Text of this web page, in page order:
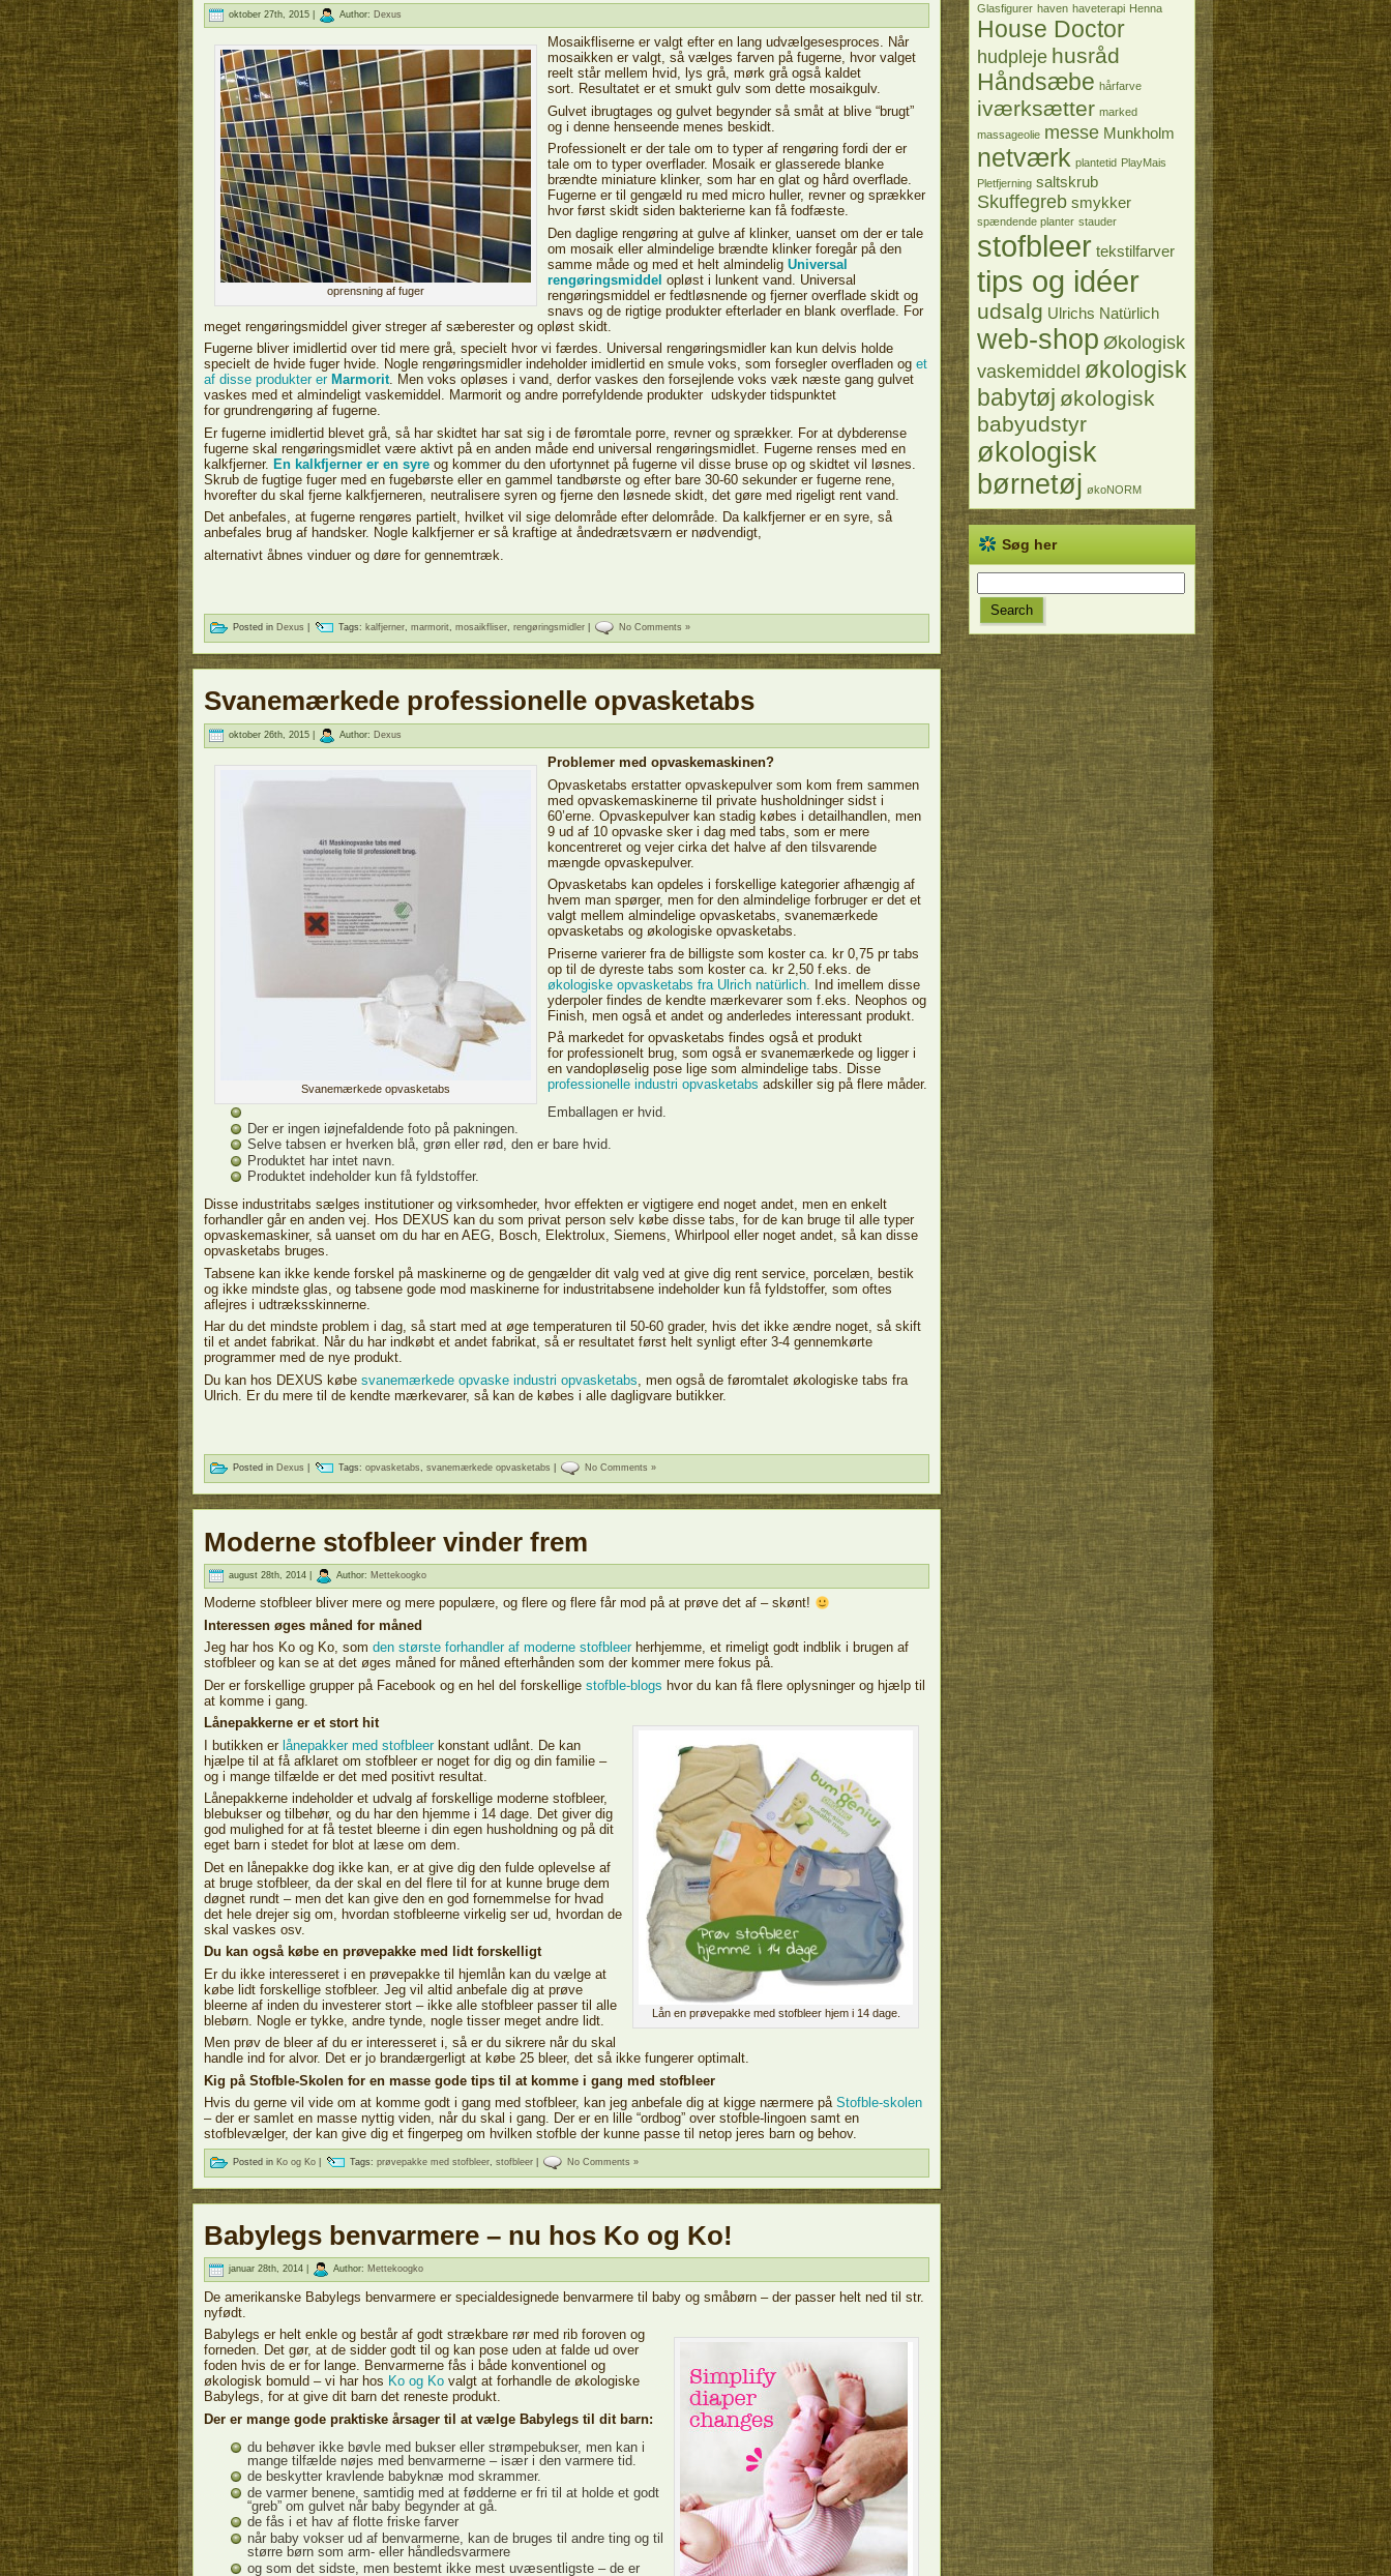
oktober 27th, 2015 | Author: Dexus
oprensning af fuger
Mosaikfliserne er valgt efter en lang udvælgesesproces. Når
mosaikken er valgt, så vælges farven på fugerne, hvor valget
reelt står mellem hvid, lys grå, mørk grå også kaldet
sort. Resultatet er et smukt gulv som dette mosaikgulv.
Gulvet ibrugtages og gulvet begynder så småt at blive “brugt”
og i denne henseende menes beskidt.
Professionelt er der tale om to typer af rengøring fordi der er
tale om to typer overflader. Mosaik er glasserede blanke
brændte miniature klinker, som har en glat og hård overflade.
Fugerne er til gengæld ru med micro huller, revner og sprækker
hvor først skidt siden bakterierne kan få fodfæste.
Den daglige rengøring at gulve af klinker, uanset om der er tale
om mosaik eller almindelige brændte klinker foregår på den
samme måde og med et helt almindelig Universal
rengøringsmiddel opløst i lunkent vand. Universal
rengøringsmiddel er fedtløsnende og fjerner overflade skidt og
snavs og de rigtige produkter efterlader en blank overflade. For
meget rengøringsmiddel giver streger af sæberester og opløst skidt.
Fugerne bliver imidlertid over tid mere grå, specielt hvor vi færdes. Universal rengøringsmidler kan kun delvis holde
specielt de hvide fuger hvide. Nogle rengøringsmidler indeholder imidlertid en smule voks, som forsegler overfladen og et
af disse produkter er Marmorit. Men voks opløses i vand, derfor vaskes den forsejlende voks væk næste gang gulvet
vaskes med et almindeligt vaskemiddel. Marmorit og andre porrefyldende produkter udskyder tidspunktet
for grundrengøring af fugerne.
Er fugerne imidlertid blevet grå, så har skidtet har sat sig i de føromtale porre, revner og sprækker. For at dybderense
fugerne skal rengøringsmidlet være aktivt på en anden måde end universal rengøringsmidlet. Fugerne renses med en
kalkfjerner. En kalkfjerner er en syre og kommer du den ufortynnet på fugerne vil disse bruse op og skidtet vil løsnes.
Skrub de fugtige fuger med en fugebørste eller en gammel tandbørste og efter bare 30-60 sekunder er fugerne rene,
hvorefter du skal fjerne kalkfjerneren, neutralisere syren og fjerne den løsnede skidt, det gøre med rigeligt rent vand.
Det anbefales, at fugerne rengøres partielt, hvilket vil sige delområde efter delområde. Da kalkfjerner er en syre, så
anbefales brug af handsker. Nogle kalkfjerner er så kraftige at åndedrætsværn er nødvendigt,
alternativt åbnes vinduer og døre for gennemtræk.
Posted in Dexus Tags: kalfjerner, marmorit, mosaikfliser, rengøringsmidler No Comments »
Svanemærkede professionelle opvasketabs
oktober 26th, 2015 | Author: Dexus
Svanemærkede opvasketabs
Problemer med opvaskemaskinen?
Opvasketabs erstatter opvaskepulver som kom frem sammen
med opvaskemaskinerne til private husholdninger sidst i
60’erne. Opvaskepulver kan stadig købes i detailhandlen, men
9 ud af 10 opvaske sker i dag med tabs, som er mere
koncentreret og vejer cirka det halve af den tilsvarende
mængde opvaskepulver.
Opvasketabs kan opdeles i forskellige kategorier afhængig af
hvem man spørger, men for den almindelige forbruger er det et
valgt mellem almindelige opvasketabs, svanemærkede
opvasketabs og økologiske opvasketabs.
Priserne varierer fra de billigste som koster ca. kr 0,75 pr tabs
op til de dyreste tabs som koster ca. kr 2,50 f.eks. de
økologiske opvasketabs fra Ulrich natürlich. Ind imellem disse
yderpoler findes de kendte mærkevarer som f.eks. Neophos og
Finish, men også et andet og anderledes interessant produkt.
På markedet for opvasketabs findes også et produkt
for professionelt brug, som også er svanemærkede og ligger i
en vandopløselig pose lige som almindelige tabs. Disse
professionelle industri opvasketabs adskiller sig på flere måder.
Emballagen er hvid.
Der er ingen iøjnefaldende foto på pakningen.
Selve tabsen er hverken blå, grøn eller rød, den er bare hvid.
Produktet har intet navn.
Produktet indeholder kun få fyldstoffer.
Disse industritabs sælges institutioner og virksomheder, hvor effekten er vigtigere end noget andet, men en enkelt
forhandler går en anden vej. Hos DEXUS kan du som privat person selv købe disse tabs, for de kan bruge til alle typer
opvaskemaskiner, så uanset om du har en AEG, Bosch, Elektrolux, Siemens, Whirlpool eller noget andet, så kan disse
opvasketabs bruges.
Tabsene kan ikke kende forskel på maskinerne og de gengælder dit valg ved at give dig rent service, porcelæn, bestik
og ikke mindste glas, og tabsene gode mod maskinerne for industritabsene indeholder kun få fyldstoffer, som oftes
aflejres i udtræksskinnerne.
Har du det mindste problem i dag, så start med at øge temperaturen til 50-60 grader, hvis det ikke ændre noget, så skift
til et andet fabrikat. Når du har indkøbt et andet fabrikat, så er resultatet først helt synligt efter 3-4 gennemkørte
programmer med de nye produkt.
Du kan hos DEXUS købe svanemærkede opvaske industri opvasketabs , men også de føromtalet økologiske tabs fra
Ulrich. Er du mere til de kendte mærkevarer, så kan de købes i alle dagligvare butikker.
Posted in Dexus Tags: opvasketabs, svanemærkede opvasketabs No Comments »
Moderne stofbleer vinder frem
august 28th, 2014 | Author: Mettekoogko
Moderne stofbleer bliver mere og mere populære, og flere og flere får mod på at prøve det af – skønt!
Interessen øges måned for måned
Jeg har hos Ko og Ko, som den største forhandler af moderne stofbleerherhjemme, et rimeligt godt indblik i brugen af
stofbleer og kan se at det øges måned for måned efterhånden som der kommer mere fokus på.
Der er forskellige grupper på Facebook og en hel del forskellige stofble-blogs hvor du kan få flere oplysninger og hjælp til
at komme i gang.
Lån en prøvepakke med stofbleer hjem i 14 dage.
Lånepakkerne er et stort hit
I butikken er lånepakker med stofbleerkonstant udlånt. De kan
hjælpe til at få afklaret om stofbleer er noget for dig og din familie –
og i mange tilfælde er det med positivt resultat.
Lånepakkerne indeholder et udvalg af forskellige moderne stofbleer,
blebukser og tilbehør, og du har den hjemme i 14 dage. Det giver dig
god mulighed for at få testet bleerne i din egen husholdning og på dit
eget barn i stedet for blot at læse om dem.
Det en lånepakke dog ikke kan, er at give dig den fulde oplevelse af
at bruge stofbleer, da der skal en del flere til for at kunne bruge dem
døgnet rundt – men det kan give den en god fornemmelse for hvad
det hele drejer sig om, hvordan stofbleerne virkelig ser ud, hvordan de
skal vaskes osv.
Du kan også købe en prøvepakke med lidt forskelligt
Er du ikke interesseret i en prøvepakke til hjemlån kan du vælge at
købe lidt forskellige stofbleer. Jeg vil altid anbefale dig at prøve
bleerne af inden du investerer stort – ikke alle stofbleer passer til alle
blebørn. Nogle er tykke, andre tynde, nogle tisser meget andre lidt.
Men prøv de bleer af du er interesseret i, så er du sikrere når du skal
handle ind for alvor. Det er jo brandærgerligt at købe 25 bleer, det så ikke fungerer optimalt.
Kig på Stofble-Skolen for en masse gode tips til at komme i gang med stofbleer
Hvis du gerne vil vide om at komme godt i gang med stofbleer, kan jeg anbefale dig at kigge nærmere på Stofble-skolen
– der er samlet en masse nyttig viden, når du skal i gang. Der er en lille “ordbog” over stofble-lingoen samt en
stofblevælger, der kan give dig et fingerpeg om hvilken stofble der kunne passe til netop jeres barn og behov.
Posted in Ko og Ko Tags: prøvepakke med stofbleer, stofbleer No Comments »
Babylegs benvarmere – nu hos Ko og Ko!
januar 28th, 2014 | Author: Mettekoogko
De amerikanske Babylegs benvarmere er specialdesignede benvarmere til baby og småbørn – der passer helt ned til str.
nyfødt.
Babylegs er helt enkle og består af godt strækbare rør med rib foroven og
forneden. Det gør, at de sidder godt til og kan pose uden at falde ud over
foden hvis de er for lange. Benvarmerne fås i både konventionel og
økologisk bomuld – vi har hos Ko og Ko valgt at forhandle de økologiske
Babylegs, for at give dit barn det reneste produkt.
Der er mange gode praktiske årsager til at vælge Babylegs til dit barn:
du behøver ikke bøvle med bukser eller strømpebukser, men kan i
mange tilfælde nøjes med benvarmerne – især i den varmere tid.
de beskytter kravlende babyknæ mod skrammer.
de varmer benene, samtidig med at fødderne er fri til at holde et godt
“greb” om gulvet når baby begynder at gå.
de fås i et hav af flotte friske farver
når baby vokser ud af benvarmerne, kan de bruges til andre ting og til
større børn som arm- eller håndledsvarmere
og som det sidste, men bestemt ikke mest uvæsentligste – de er
Glasfigurer haven haveterapi Henna
House Doctor
hudpleje husråd
Håndsæbe hårfarve
iværksætter marked
massageolie messe Munkholm
netværk plantetid PlayMais
Pletfjerning saltskrub
Skuffegreb smykker
spændende planter stauder
stofbleer tekstilfarver
tips og idéer
udsalg Ulrichs Natürlich
web-shop Økologisk
vaskemiddel økologisk
babytøj økologisk
babyudstyr
økologisk
børnetøj økoNORM
Søg her